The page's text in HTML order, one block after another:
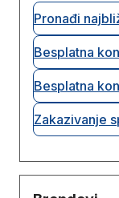
Pronađi
Besplatna
Besplatna
Zakazivanje